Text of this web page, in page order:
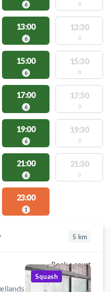
6 0
13:00
6
13:30
0
15:00
6
15:30
0
17:00
6
17:30
0
19:00
6
19:30
0
21:00
6
21:30
0
23:00
1
5 km
Book a court
Squash